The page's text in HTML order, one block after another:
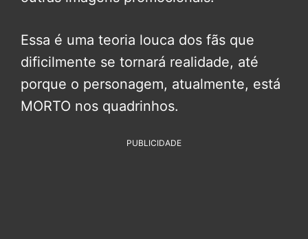
Essa é uma teoria louca dos fãs que
dificilmente se tornará realidade, até
porque o personagem, atualmente, está
MORTO nos quadrinhos.
PUBLICIDADE